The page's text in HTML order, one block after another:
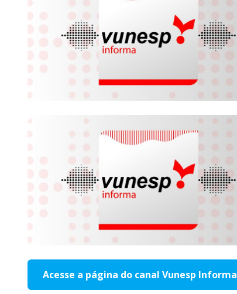
Acesse a página do canal Vunesp Informa